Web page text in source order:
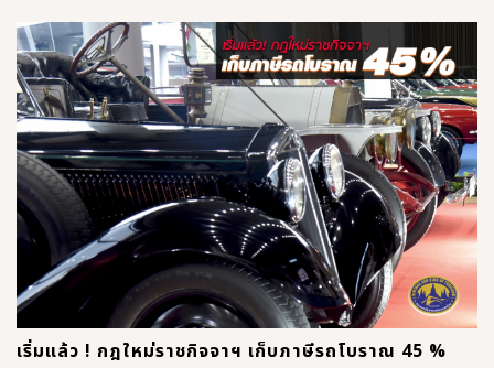
เริ่มแล้ว ! กฎใหม่ราชกิจจาฯ เก็บภาษีรถโบราณ 45 %